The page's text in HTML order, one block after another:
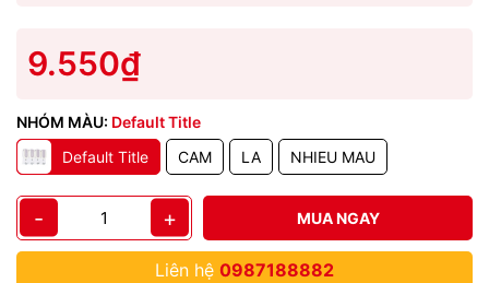
9.550₫
NHÓM MÀU: Default Title
Default Title
CAM LA NHIEU MAU
- + MUA NGAY
Liên hệ 0987188882